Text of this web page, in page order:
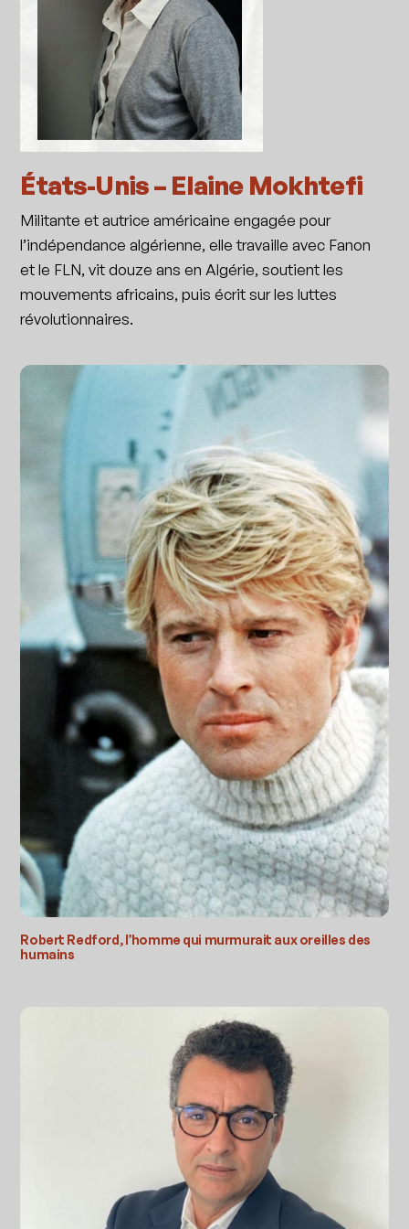
États-Unis – Elaine Mokhtefi
Militante et autrice américaine engagée pour
l’indépendance algérienne, elle travaille avec Fanon
et le FLN, vit douze ans en Algérie, soutient les
mouvements africains, puis écrit sur les luttes
révolutionnaires.
Robert Redford, l’homme qui murmurait aux oreilles des
humains